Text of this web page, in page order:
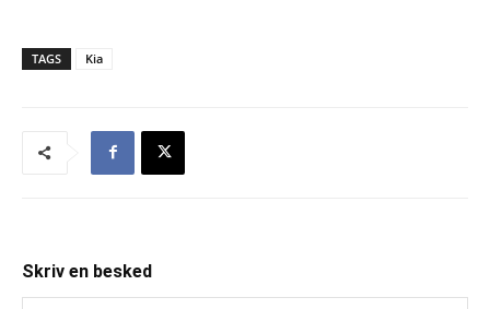
TAGS Kia
Skriv en besked